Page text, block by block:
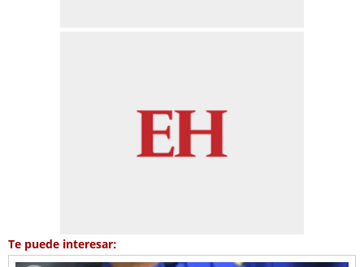
Te puede interesar: